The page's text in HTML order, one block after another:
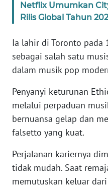
Netflix Umumkan
Rilis Global Tahun
Ia lahir di Toronto pada
sebagai salah satu
dalam musik pop
Penyanyi keturunan
melalui perpaduan
bernuansa gelap dan
falsetto yang kuat.
Perjalanan kariernya
tidak mudah. Saat
memutuskan keluar
WN
WN
JABAR
WN
BANTEN
WN
WN
KEPRI